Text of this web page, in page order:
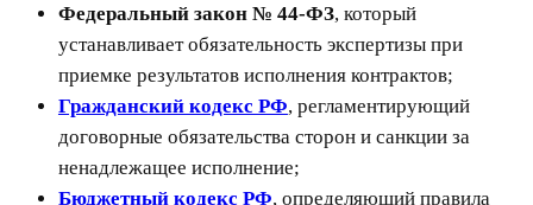
Федеральный закон № 44-ФЗ, который
устанавливает обязательность экспертизы при
приемке результатов исполнения контрактов;
Гражданский кодекс РФ, регламентирующий
договорные обязательства сторон и санкции за
ненадлежащее исполнение;
Бюджетный кодекс РФ, определяющий правила